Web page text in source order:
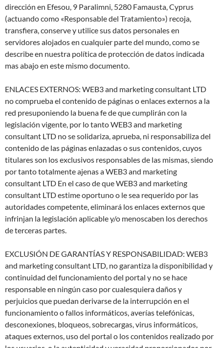
dirección en Efesou, 9 Paralimni, 5280 Famausta, Cyprus
(actuando como «Responsable del Tratamiento») recoja,
transfiera, conserve y utilice sus datos personales en
servidores alojados en cualquier parte del mundo, como se
describe en nuestra política de protección de datos indicada
mas abajo en este mismo documento.
ENLACES EXTERNOS: WEB3 and marketing consultant LTD
no comprueba el contenido de páginas o enlaces externos a la
red presuponiendo la buena fe de que cumplirán con la
legislación vigente, por lo tanto WEB3 and marketing
consultant LTD no se solidariza, aprueba, ni responsabiliza del
contenido de las páginas enlazadas o sus contenidos, cuyos
titulares son los exclusivos responsables de las mismas, siendo
por tanto totalmente ajenas a WEB3 and marketing
consultant LTD En el caso de que WEB3 and marketing
consultant LTD estime oportuno o le sea requerido por las
autoridades competente, eliminará los enlaces externos que
infrinjan la legislación aplicable y/o menoscaben los derechos
de terceras partes.
EXCLUSIÓN DE GARANTÍAS Y RESPONSABILIDAD: WEB3
and marketing consultant LTD, no garantiza la disponibilidad y
continuidad del funcionamiento del portal y no se hace
responsable en ningún caso por cualesquiera daños y
perjuicios que puedan derivarse de la interrupción en el
funcionamiento o fallos informáticos, averías telefónicas,
desconexiones, bloqueos, sobrecargas, virus informáticos,
ataques externos, uso del portal o los contenidos realizado por